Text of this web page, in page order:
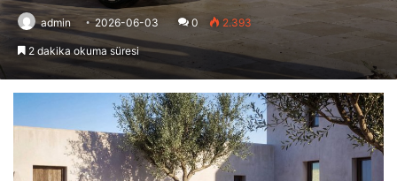
admin 2026-06-03 0 2.393
2 dakika okuma süresi